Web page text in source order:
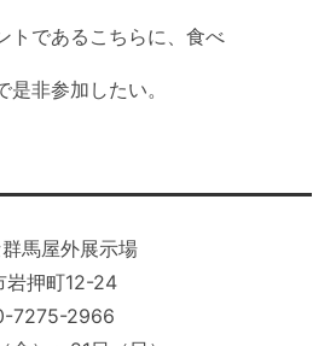
トであるこちらに、食べ
非参加したい。
馬屋外展示場
岩押町12-24
7275-2966